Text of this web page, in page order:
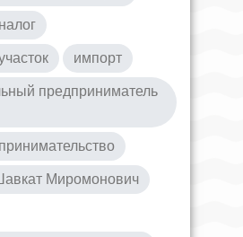
импорт
предприниматель
Миромонович